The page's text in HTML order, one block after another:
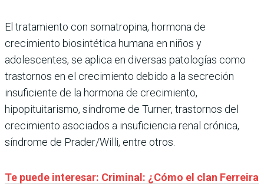
El tratamiento con somatropina, hormona de
crecimiento biosintética humana en niños y
adolescentes, se aplica en diversas patologías como
trastornos en el crecimiento debido a la secreción
insuficiente de la hormona de crecimiento,
hipopituitarismo, síndrome de Turner, trastornos del
crecimiento asociados a insuficiencia renal crónica,
síndrome de Prader/Willi, entre otros.
Te puede interesar: Criminal: ¿Cómo el clan Ferreira